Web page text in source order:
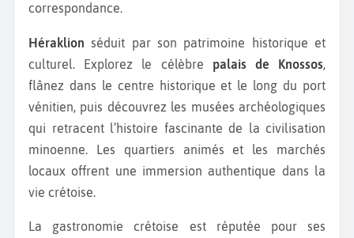
correspondance.
Héraklion séduit par son patrimoine historique et
culturel. Explorez le célèbre palais de Knossos,
flânez dans le centre historique et le long du port
vénitien, puis découvrez les musées archéologiques
qui retracent l’histoire fascinante de la civilisation
minoenne. Les quartiers animés et les marchés
locaux offrent une immersion authentique dans la
vie crétoise.
La gastronomie crétoise est réputée pour ses